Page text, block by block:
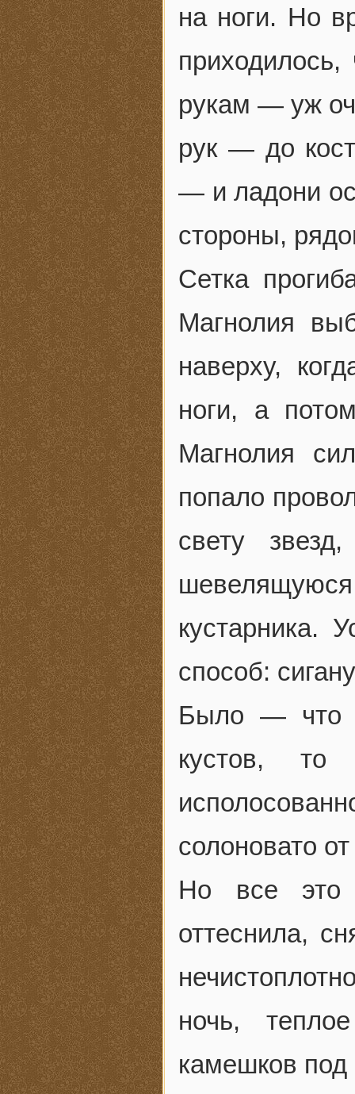
на ноги. Но
приходилось,
рукам — уж
рук — до
— и ладони
стороны,
Сетка
Магнолия
наверху,
ноги, а
Магнолия
попало
свету
кустарника.
способ:
Было — что
кустов,
солоновато
Но все это
оттеснила,
ночь,
камешков